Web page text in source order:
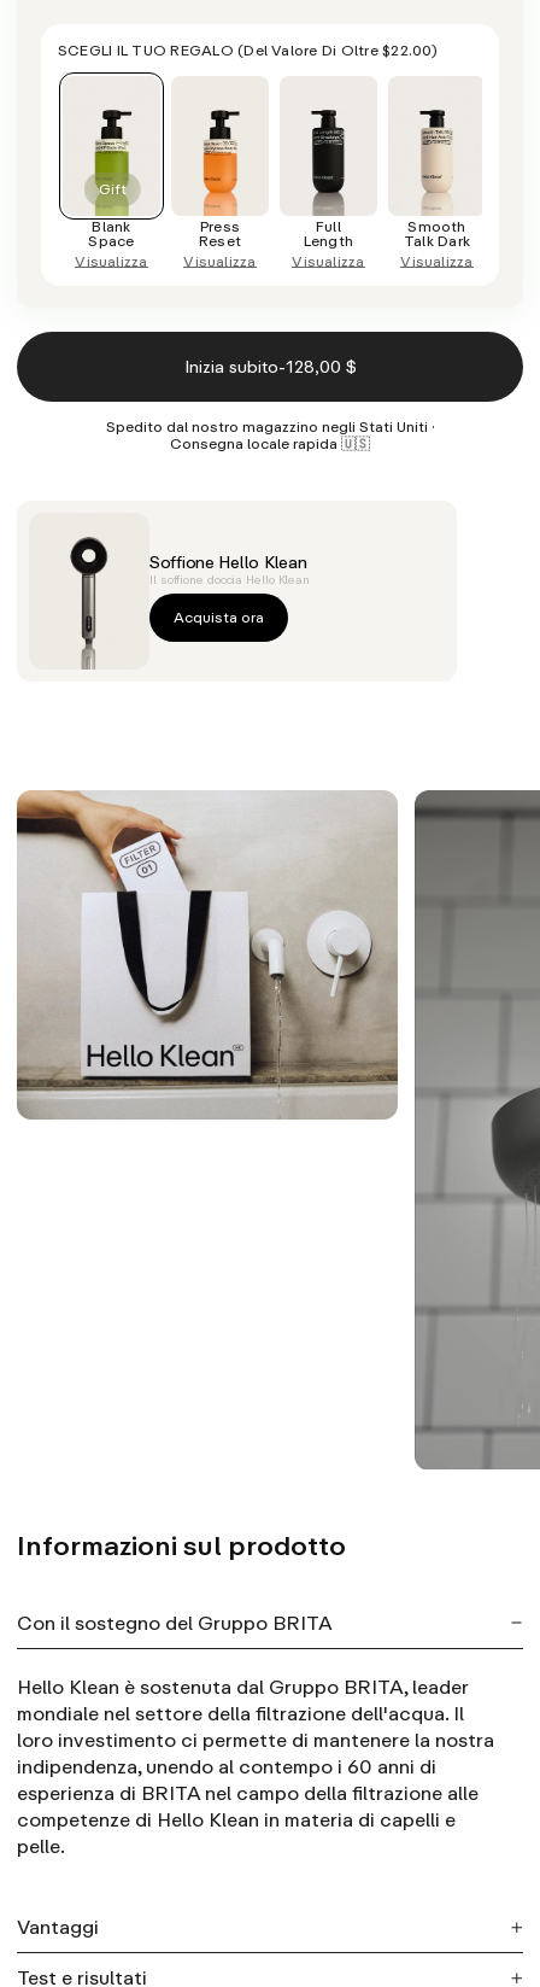
SCEGLI IL TUO REGALO(del Valore Di Oltre$22.00)
Blank
Space
Visualizza
Press
Reset
Visualizza
Full
Length
Visualizza
Smooth
Talk Dark
Visualizza
Inizia subito-128,00 $
Spedito dal nostro magazzino negli Stati Uniti ·
Consegna locale rapida 🇺🇸
Soffione Hello Klean
Il soffione doccia Hello Klean
Acquista ora
Informazioni sul prodotto
Con il sostegno del Gruppo BRITA
Hello Klean è sostenuta dal Gruppo BRITA, leader
mondiale nel settore della filtrazione dell'acqua. Il
loro investimento ci permette di mantenere la nostra
indipendenza, unendo al contempo i 60 anni di
esperienza di BRITA nel campo della filtrazione alle
competenze di Hello Klean in materia di capelli e
pelle.
Vantaggi
Test e risultati